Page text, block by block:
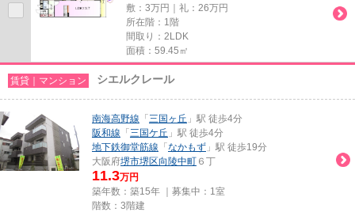
敷：3万円｜礼：26万円
所在階：1階
間取り：2LDK
面積：59.45㎡
賃貸｜マンション シエルクレール
南海高野線 「 三国ヶ丘 」駅 徒歩4分
阪和線 「 三国ケ丘 」駅 徒歩4分
地下鉄御堂筋線 「 なかもず 」駅 徒歩19分
大阪府堺市堺区向陵中町 ６丁
11.3万円
築年数：築15年 ｜募集中： 1室
階数：3階建